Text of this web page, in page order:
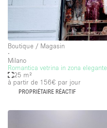
Boutique / Magasin
∙
Milano
Romantica vetrina in zona elegante
25 m²
à partir de 156€ par jour
PROPRIÉTAIRE RÉACTIF